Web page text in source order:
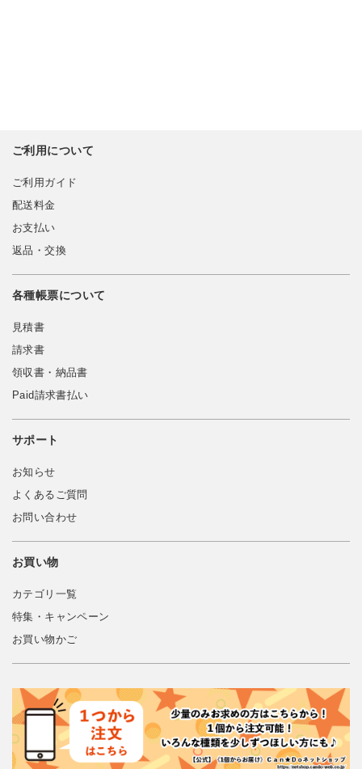
ご利用について
ご利用ガイド
配送料金
お支払い
返品・交換
各種帳票について
見積書
請求書
領収書・納品書
Paid請求書払い
サポート
お知らせ
よくあるご質問
お問い合わせ
お買い物
カテゴリ一覧
特集・キャンペーン
お買い物かご